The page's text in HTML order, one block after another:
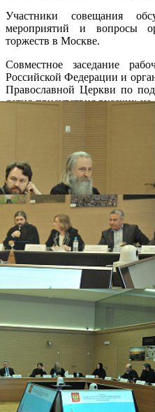
Участники совещания
мероприятий и вопросы
торжеств в Москве.
Совместное заседание
Российской Федерации и
Православной Церкви по
летия присутствия русских
Фото